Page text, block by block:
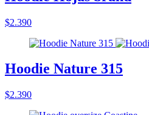
$2.390
Hoodie Nature 315
$2.390